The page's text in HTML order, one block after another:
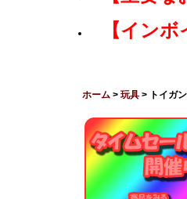
【イン
ホーム > 玩具 > トイガン